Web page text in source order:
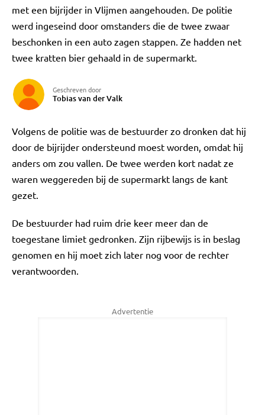
met een bijrijder in Vlijmen aangehouden. De politie
werd ingeseind door omstanders die de twee zwaar
beschonken in een auto zagen stappen. Ze hadden net
twee kratten bier gehaald in de supermarkt.
Geschreven door
Tobias van der Valk
Volgens de politie was de bestuurder zo dronken dat hij
door de bijrijder ondersteund moest worden, omdat hij
anders om zou vallen. De twee werden kort nadat ze
waren weggereden bij de supermarkt langs de kant
gezet.
De bestuurder had ruim drie keer meer dan de
toegestane limiet gedronken. Zijn rijbewijs is in beslag
genomen en hij moet zich later nog voor de rechter
verantwoorden.
Advertentie